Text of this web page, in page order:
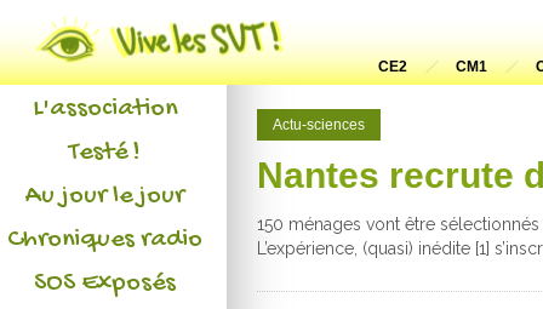
CE2 CM1
Actu-sciences
Nantes recrute
150 ménages vont être
L’expérience, (quasi) inédite [1]
Actualités
L'association
Testé !
Au jour le jour
Chroniques radio
SOS Exposés